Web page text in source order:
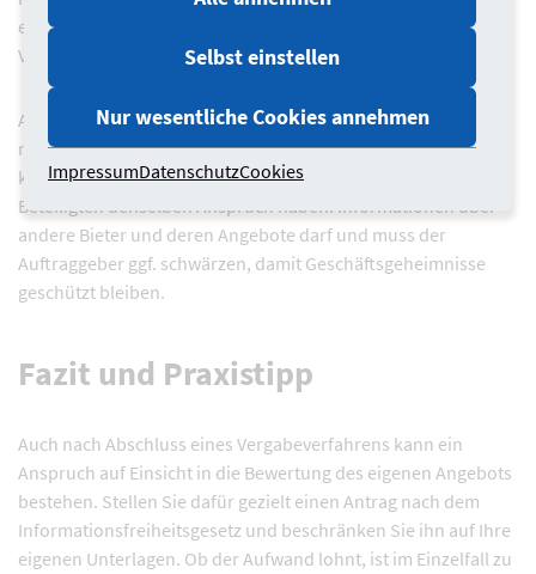
eigene Angebot, kann sich der Auftraggeber daher nicht auf
Vertraulichkeit berufen.
Auch wettbewerbliche Bedenken überzeugen das Gericht
nicht. Wenn Bieter die Bewertung ihres eigenen Angebots
kennen, verzerrt das den Wettbewerb nicht – zumal alle
Beteiligten denselben Anspruch haben. Informationen über
andere Bieter und deren Angebote darf und muss der
Auftraggeber ggf. schwärzen, damit Geschäftsgeheimnisse
geschützt bleiben.
Fazit und Praxistipp
Auch nach Abschluss eines Vergabeverfahrens kann ein
Anspruch auf Einsicht in die Bewertung des eigenen Angebots
bestehen. Stellen Sie dafür gezielt einen Antrag nach dem
Informationsfreiheitsgesetz und beschränken Sie ihn auf Ihre
eigenen Unterlagen. Ob der Aufwand lohnt, ist im Einzelfall zu
Selbst einstellen
Nur wesentliche Cookies annehmen
ImpressumDatenschutzCookies